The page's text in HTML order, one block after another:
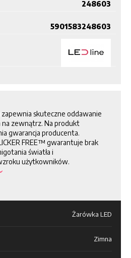
248603
5901583248603
skuteczne oddawanie
zewnątrz. Na produkt
gwarancja producenta.
FREE™ gwarantuje brak
światła i
użytkowników.
Żarówka LED
Zimna